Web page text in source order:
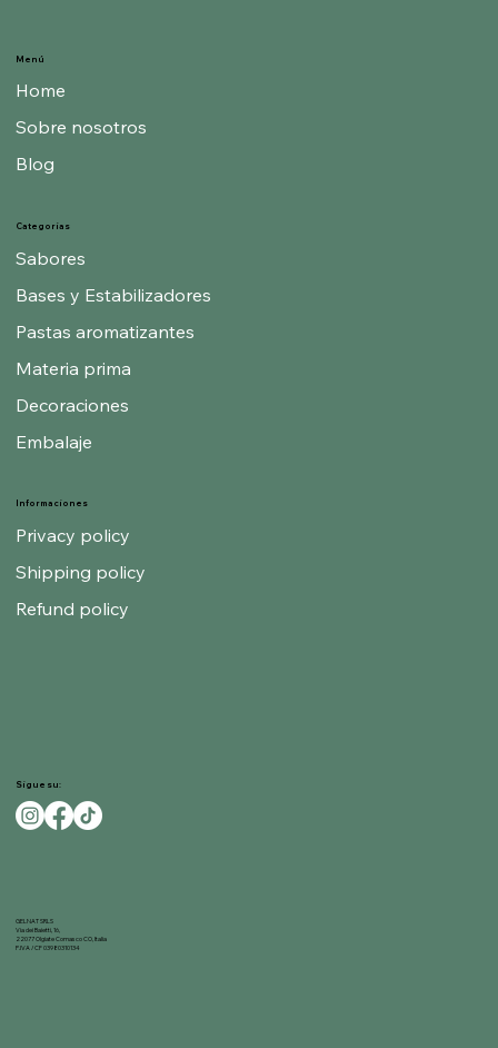
Informaciones
Privacy policy
Shipping policy
Refund policy
Categorías
Sabores
Bases y Estabilizadores
Pastas aromatizantes
Materia prima
Decoraciones
Embalaje
Menú
Home
Sobre nosotros
Blog
Sigue su:
GELNAT SRLS
Via dei Baietti, 16,
22077 Olgiate Comasco CO, Italia
P.IVA / CF 03980310134